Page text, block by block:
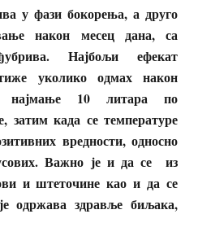
у фази бокорења, а друго
након месец дана, са
Најбољи ефекат
уколико одмах након
најмање 10 литара по
затим када се температуре
вредности, односно
Важно је и да се из
и штеточине као и да се
одржава здравље биљака,